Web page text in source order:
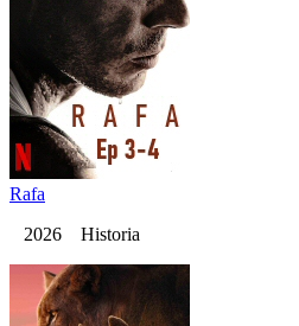
Rafa
2026 Historia